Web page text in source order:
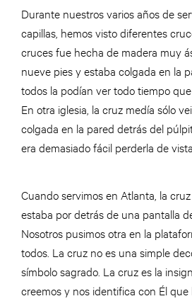
Durante nuestros varios años de
capillas, hemos visto diferentes
cruces fue hecha de madera muy
nueve pies y estaba colgada en la
todos la podían ver todo tiempo
En otra iglesia, la cruz medía sólo
colgada en la pared detrás del
era demasiado fácil perderla de vista.
Cuando servimos en Atlanta, la
estaba por detrás de una pantalla
Nosotros pusimos otra en la
todos. La cruz no es una simple
símbolo sagrado. La cruz es la
creemos y nos identifica con Él que